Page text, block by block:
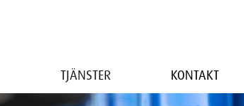
TJÄNSTER KONTAKT